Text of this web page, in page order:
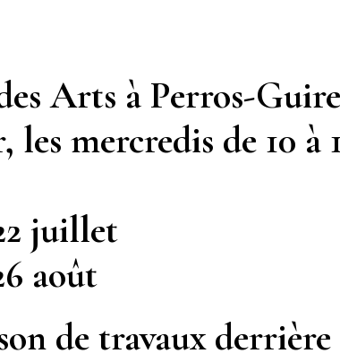
Arts à Perros-
, les mercredis de 10 à
juillet
août
de travaux